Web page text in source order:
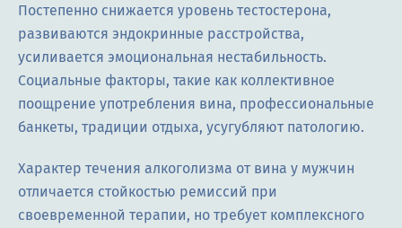
Постепенно снижается уровень тестостерона,
развиваются эндокринные расстройства,
усиливается эмоциональная нестабильность.
Социальные факторы, такие как коллективное
поощрение употребления вина, профессиональные
банкеты, традиции отдыха, усугубляют патологию.
Характер течения алкоголизма от вина у мужчин
отличается стойкостью ремиссий при
своевременной терапии, но требует комплексного